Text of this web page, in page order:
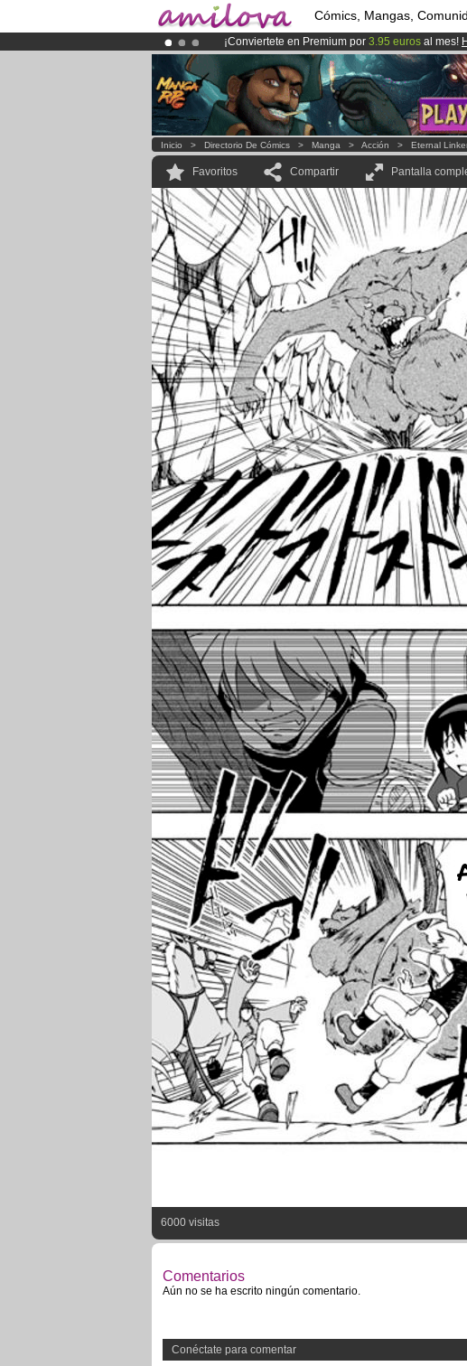
Cómics, Mangas,
¡Conviertete en Premium por 3.95 euros al mes!
¡Ya tenemos 100000miembrosy 1000Cómics y
El Kickstarter Amilova está desormado lanzado!.
Inicio > Directorio De Cómics > Manga > Acción > Eternal
Favoritos Compartir Pantalla
6000 visitas
Comentarios
Aún no se ha escrito ningún comentario.
Conéctate para comentar